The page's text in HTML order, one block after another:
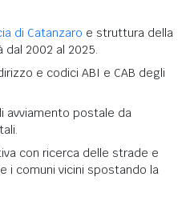
di Catanzaro e struttura della
2002 al 2025.
e codici ABI e CAB degli
avviamento postale da
con ricerca delle strade e
i comuni vicini spostando la